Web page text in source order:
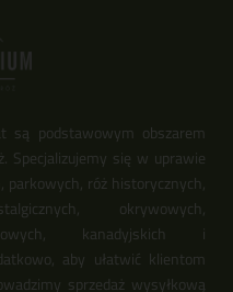
są podstawowym obszarem
Specjalizujemy się w uprawie
róż historycznych,
okrywowych,
kanadyjskich i
aby ułatwić klientom
sprzedaż wysyłkową